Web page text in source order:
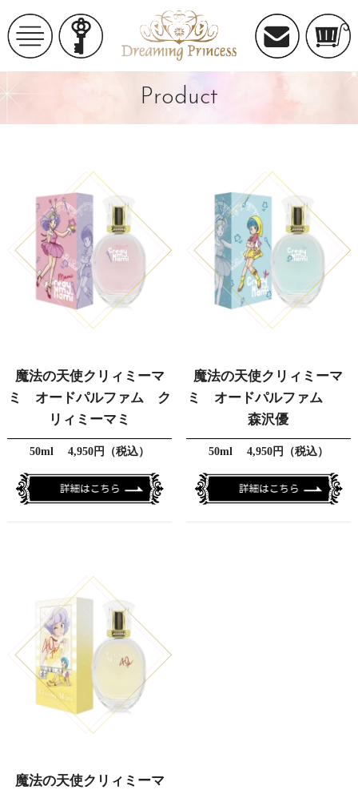
Product
魔法の天使クリィミーマ
ミ オードパルファム ク
リィミーマミ
50ml 4,950円（税込）
魔法の天使クリィミーマ
ミ オードパルファム
森沢優
50ml 4,950円（税込）
魔法の天使クリィミーマ